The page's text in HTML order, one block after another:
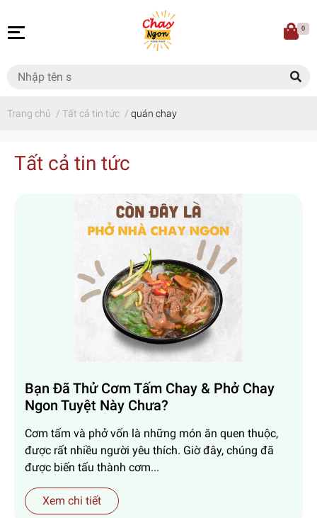
0
Trang chủ / Tất cả tin tức / quán chay
Tất cả tin tức
Bạn Đã Thử Cơm Tấm Chay & Phở Chay
Ngon Tuyệt Này Chưa?
Cơm tấm và phở vốn là những món ăn quen thuộc,
được rất nhiều người yêu thích. Giờ đây, chúng đã
được biến tấu thành cơm...
Xem chi tiết